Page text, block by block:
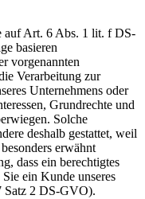
auf Art. 6 Abs. 1 lit. f DS-
basieren
vorgenannten
Verarbeitung zur
Unternehmens oder
Grundrechte und
Solche
deshalb gestattet, weil
erwähnt
dass ein berechtigtes
ein Kunde unseres
Satz 2 DS-GVO).